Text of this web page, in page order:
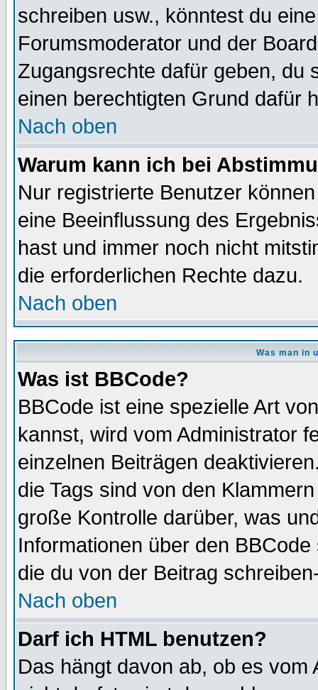
schreiben usw., könntest du
Forumsmoderator und der
Zugangsrechte dafür geben, du
einen berechtigten Grund dafür
Nach oben
Warum kann ich bei
Nur registrierte Benutzer
eine Beeinflussung des
hast und immer noch nicht
die erforderlichen Rechte dazu.
Nach oben
Was man in
Was ist BBCode?
BBCode ist eine spezielle Art
kannst, wird vom Administrator
einzelnen Beiträgen
die Tags sind von den
große Kontrolle darüber, was
Informationen über den
die du von der Beitrag
Nach oben
Darf ich HTML benutzen?
Das hängt davon ab, ob es